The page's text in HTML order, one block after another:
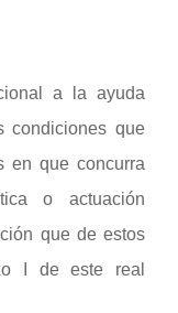
a la ayuda
condiciones que
en que concurra
o actuación
que de estos
I de este real